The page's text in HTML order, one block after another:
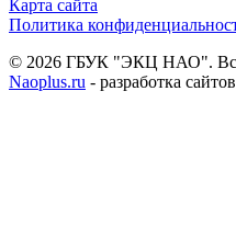
Карта сайта
Политика
© 2026 ГБУК "ЭКЦ НАО".
Naoplus.ru - разработка